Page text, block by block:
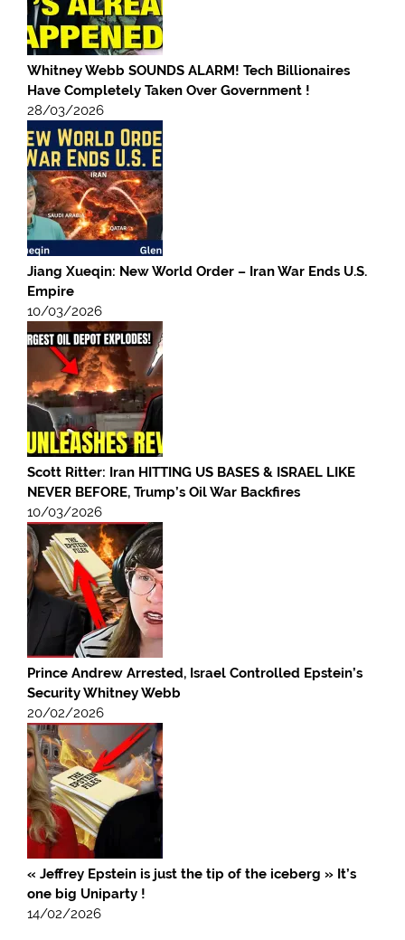
Whitney Webb SOUNDS ALARM! Tech Billionaires
Have Completely Taken Over Government !
28/03/2026
Jiang Xueqin: New World Order – Iran War Ends U.S.
Empire
10/03/2026
Scott Ritter: Iran HITTING US BASES & ISRAEL LIKE
NEVER BEFORE, Trump’s Oil War Backfires
10/03/2026
Prince Andrew Arrested, Israel Controlled Epstein’s
Security Whitney Webb
20/02/2026
« Jeffrey Epstein is just the tip of the iceberg » It’s
one big Uniparty !
14/02/2026